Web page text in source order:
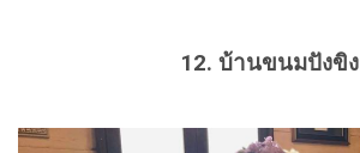
12. บ้านขนมปังขิง